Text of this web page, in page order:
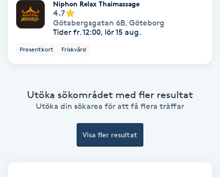
Ansiktsbehandling djuprengörande
Babylights
Bambumassage
Niphon Relax Thaimassage
4.7
Götabergsgatan 6B, Göteborg
Tider fr. 12:00, lör 15 aug.
Presentkort Friskvård
Utöka sökområdet med fler resultat
Utöka din sökarea för att få flera träffar
Visa fler resultat